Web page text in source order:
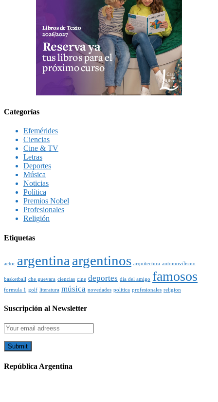
Categorías
Efemérides
Ciencias
Cine & TV
Letras
Deportes
Música
Noticias
Política
Premios Nobel
Profesionales
Religión
Etiquetas
actor argentina argentinos arquitectura automovilismo
basketball che guevara ciencias cine deportes dia del amigo famosos
formula 1 golf literatura música novedades politica profesionales religion
Suscripción al Newsletter
República Argentina